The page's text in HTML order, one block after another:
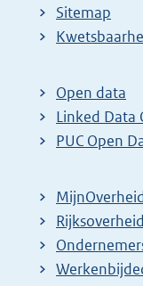
Sitemap
E
t
e
r
l
i
n
k
Open data
Linked Data
PUC Open
E
x
t
E
x
E